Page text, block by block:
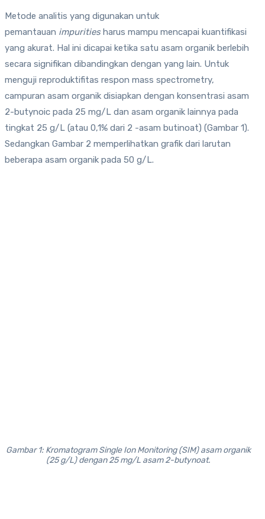
Metode analitis yang digunakan untuk
pemantauan impuritiesharus mampu mencapai kuantifikasi
yang akurat. Hal ini dicapai ketika satu asam organik berlebih
secara signifikan dibandingkan dengan yang lain. Untuk
menguji reproduktifitas respon mass spectrometry,
campuran asam organik disiapkan dengan konsentrasi asam
2-butynoic pada 25 mg/L dan asam organik lainnya pada
tingkat 25 g/L (atau 0,1% dari 2 -asam butinoat) (Gambar 1).
Sedangkan Gambar 2 memperlihatkan grafik dari larutan
beberapa asam organik pada 50 g/L.
Gambar 1: Kromatogram Single Ion Monitoring (SIM) asam organik
(25 g/L) dengan 25 mg/L asam 2-butynoat.